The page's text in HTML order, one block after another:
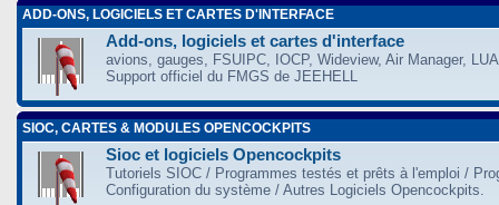
ADD-ONS, LOGICIELS ET CARTES D'INTERFACE
Add-ons, logiciels et cartes d'interface
avions, gauges, FSUIPC, IOCP, Wideview, Air Manager,
Support officiel du FMGS de JEEHELL
SIOC, CARTES & MODULES OPENCOCKPITS
Sioc et logiciels Opencockpits
Tutoriels SIOC / Programmes testés et prêts à l'emploi /
Configuration du système / Autres Logiciels Opencockpits.